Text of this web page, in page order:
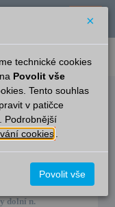
Kolej
–
dolní n.
×
technické cookies
Povolit vše
Tento souhlas
v patičce
. Podrobnější
cookies
Povolit vše